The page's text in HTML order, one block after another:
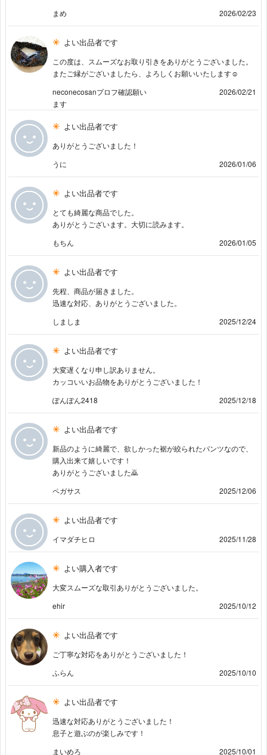
まめ
2026/02/23
よい出品者です
この度は、スムーズなお取り引きをありがとうございました。
またご縁がございましたら、よろしくお願いいたします☺
neconecosanプロフ確認願い
ます
2026/02/21
よい出品者です
ありがとうございました！
うに
2026/01/06
よい出品者です
とても綺麗な商品でした。
ありがとうございます。大切に読みます。
もちん
2026/01/05
よい出品者です
先程、商品が届きました。
迅速な対応、ありがとうございました。
しましま
2025/12/24
よい出品者です
大変遅くなり申し訳ありません。
カッコいいお品物をありがとうございました！
ぽんぽん2418
2025/12/18
よい出品者です
新品のように綺麗で、欲しかった裾が絞られたパンツなので、
購入出来て嬉しいです！
ありがとうございました🙇
ペガサス
2025/12/06
よい出品者です
イマダチヒロ 2025/11/28
よい購入者です
大変スムーズな取引ありがとうございました。
ehir
2025/10/12
よい出品者です
ご丁寧な対応をありがとうございました！
ふらん
2025/10/10
よい出品者です
迅速な対応ありがとうございました！
息子と遊ぶのが楽しみです！
まいめろ
2025/10/01